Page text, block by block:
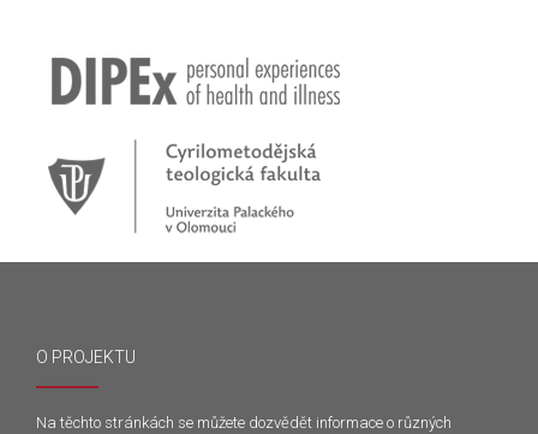
O PROJEKTU
Na těchto stránkách se můžete dozvědět informace o různých